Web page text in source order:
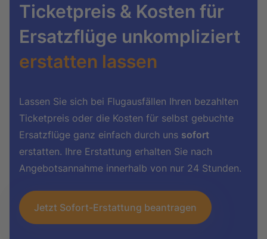
Ticketpreis & Kosten für
Ersatzflüge unkompliziert
erstatten lassen
Lassen Sie sich bei Flugausfällen Ihren bezahlten
Ticketpreis oder die Kosten für selbst gebuchte
Ersatzflüge ganz einfach durch uns sofort
erstatten. Ihre Erstattung erhalten Sie nach
Angebotsannahme innerhalb von nur 24 Stunden.
Jetzt Sofort-Erstattung beantragen